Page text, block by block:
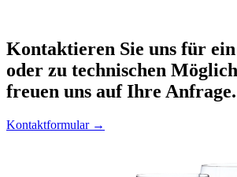
Kontaktieren Sie uns für
oder zu technischen
freuen uns auf Ihre Anfrage.
Kontaktformular →